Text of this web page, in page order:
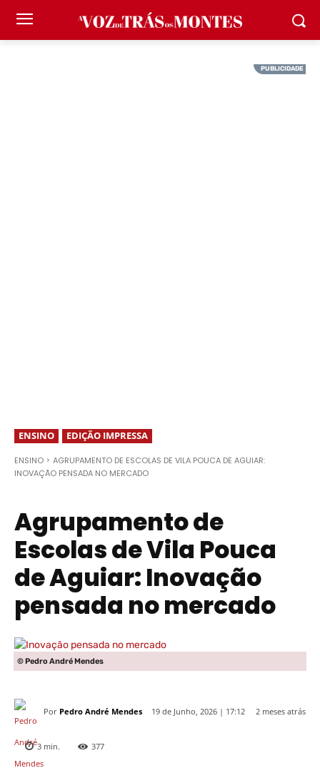
ENSINO EDIÇÃO IMPRESSA
ENSINO
AGRUPAMENTO DE ESCOLAS DE VILA POUCA DE AGUIAR:
INOVAÇÃO PENSADA NO MERCADO
Agrupamento de
Escolas de Vila Pouca
de Aguiar: Inovação
pensada no mercado
© Pedro André Mendes
Por Pedro André Mendes 19 de Junho, 2026 | 17:12 2 meses atrás
3 min. 377